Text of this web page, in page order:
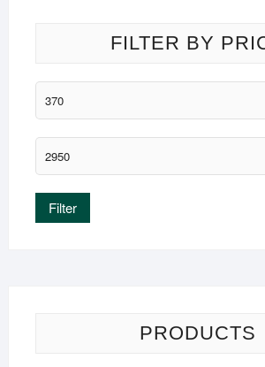
FILTER BY
Filter
PRODUCTS